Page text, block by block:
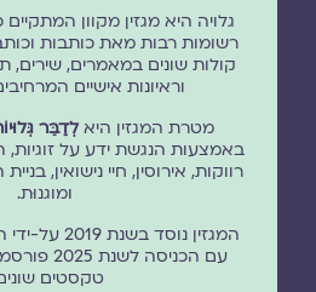
גלויה היא מגזין מקוון
רשומות רבות מאת כותבות
קולות שונים במאמרים, שירים,
וראיונות אישיים
מטרת המגזין היאלְדַבֵּר
באמצעות הנגשת ידע על זוגיות,
רווקות, אירוסין, חיי נישואין,
ומוגנוּת.
המגזין נוסד
טקסטים